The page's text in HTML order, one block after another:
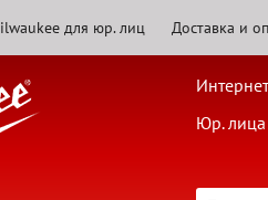
для юр. лиц Доставка и
Юр. лица